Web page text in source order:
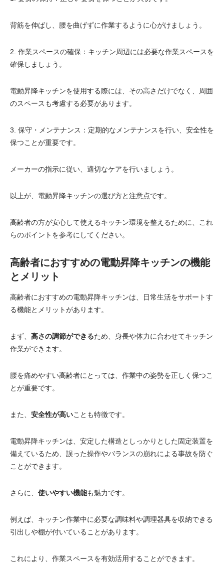
背筋を伸ばし、腰を曲げずに作業するように心がけましょう。
2. 作業スペースの確保：キッチン周辺には必要な作業スペースを
確保しましょう。
電動昇降キッチンを使用する際には、その高さだけでなく、周囲
のスペースも考慮する必要があります。
3. 保守・メンテナンス：定期的なメンテナンスを行い、安全性を
保つことが重要です。
メーカーの指示に従い、適切なケアを行いましょう。
以上が、電動昇降キッチンの選び方と注意点です。
高齢者の方が安心して使えるキッチン環境を整えるために、これ
らのポイントを参考にしてください。
高齢者におすすめの電動昇降キッチンの機能
とメリット
高齢者におすすめの電動昇降キッチンは、日常生活をサポートす
る機能とメリットがあります。
まず、 高さの調節ができるため、身長や体力に合わせてキッチン
作業ができます。
腰を痛めやすい高齢者にとっては、作業中の姿勢を正しく保つこ
とが重要です。
また、 安全性が高いことも特徴です。
電動昇降キッチンは、安定した構造としっかりとした固定装置を
備えているため、誤った操作やバランスの崩れによる事故を防ぐ
ことができます。
さらに、 使いやすい機能も魅力です。
例えば、キッチン作業中に必要な調味料や調理器具を収納できる
引出しや棚が付いていることがあります。
これにより、作業スペースを有効活用することができます。